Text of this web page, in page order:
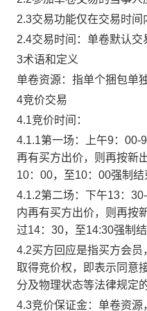
2.3交易功能仅在交易时
2.4交易时间：单卷默认
3术语和定义
单卷资源：指单个捆包单
4竞价交易
4.1竞价时间：
4.1.1第一场：上午9：00-
再有买方出价，则再按新
10：00，至10：00强制结
4.1.2第二场：下午13：
内再有买方出价，则再按
过14：30，至14:30强制结
4.2买方回应是指买方会
取得竞价权，即表示同意
分及物理状态等法律规定
4.3竞价保证金：单卷资源